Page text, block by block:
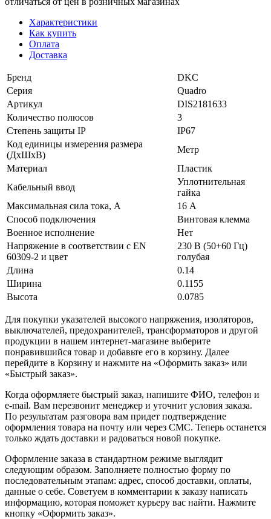
Характеристики
Как купить
Оплата
Доставка
Бренд
DKC
Серия
Quadro
Артикул
DIS2181633
Количество полюсов
3
Степень защиты IP
IP67
Код единицы измерения размера
(ДхШхВ)
Метр
Материал
Пластик
Кабельный ввод
Уплотнительная
гайка
Максимальная сила тока, А
16 А
Способ подключения
Винтовая клемма
Военное исполнение
Нет
Напряжение в соответствии с EN
60309-2 и цвет
230 В (50+60 Гц)
голубая
Длина
0.14
Ширина
0.1155
Высота
0.0785
Для покупки указателей высокого напряжения, изоляторов,
выключателей, предохранителей, трансформаторов и другой
продукции в нашем интернет-магазине выберите
понравившийся товар и добавьте его в корзину. Далее
перейдите в Корзину и нажмите на «Оформить заказ» или
«Быстрый заказ».
Когда оформляете быстрый заказ, напишите ФИО, телефон и
e-mail. Вам перезвонит менеджер и уточнит условия заказа.
По результатам разговора вам придет подтверждение
оформления товара на почту или через СМС. Теперь останется
только ждать доставки и радоваться новой покупке.
Оформление заказа в стандартном режиме выглядит
следующим образом. Заполняете полностью форму по
последовательным этапам: адрес, способ доставки, оплаты,
данные о себе. Советуем в комментарии к заказу написать
информацию, которая поможет курьеру вас найти. Нажмите
кнопку «Оформить заказ».